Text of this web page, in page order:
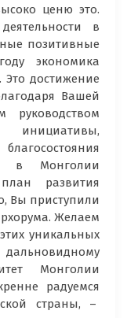
ценю это.
в
позитивные
экономика
достижение
Вашей
в Монголии
развития
Вы приступили
Желаем
уникальных
Монголии
радуемся
страны, –